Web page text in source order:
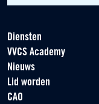
Diensten
VVCS Academy
Nieuws
Lid worden
CAO